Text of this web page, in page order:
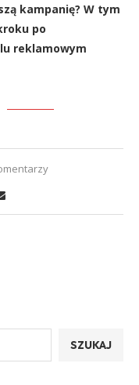
kampanię? W tym
po
reklamowym
SZUKAJ